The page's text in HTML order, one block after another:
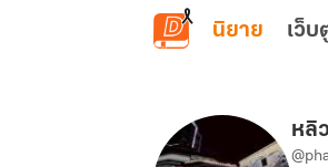
ข้ามไปยังเนื้อหาหลัก
นิยาย เว็บ
หลิ